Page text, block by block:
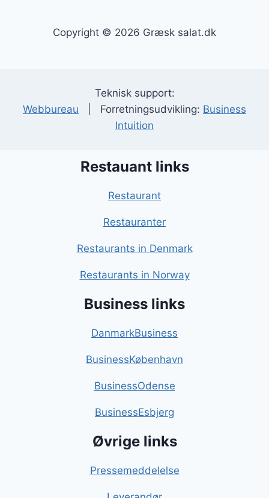
Copyright © 2026 Græsk salat.dk
Teknisk support:
Webbureau | Forretningsudvikling: Business
Intuition
Restauant links
Restaurant
Restauranter
Restaurants in Denmark
Restaurants in Norway
Business links
DanmarkBusiness
BusinessKøbenhavn
BusinessOdense
BusinessEsbjerg
Øvrige links
Pressemeddelelse